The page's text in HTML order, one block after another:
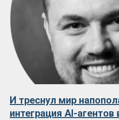
И треснул мир
интеграция AI-агентов